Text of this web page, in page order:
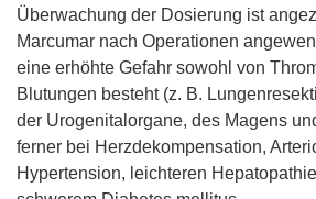
Überwachung der Dosierung ist
Marcumar nach Operationen
eine erhöhte Gefahr sowohl von
Blutungen besteht (z. B.
der Urogenitalorgane, des Magens
ferner bei Herzdekompensation,
Hypertension, leichteren